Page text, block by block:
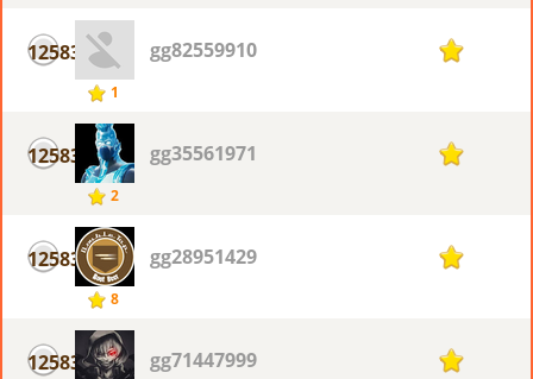
12583
1
gg82559910 1
12583
2
gg35561971 1
12583
8
gg28951429 1
12583 gg71447999 1